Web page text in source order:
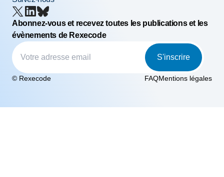
Abonnez-vous et recevez toutes les publications et les
évènements de Rexecode
S'inscrire
© Rexecode FAQMentions légales